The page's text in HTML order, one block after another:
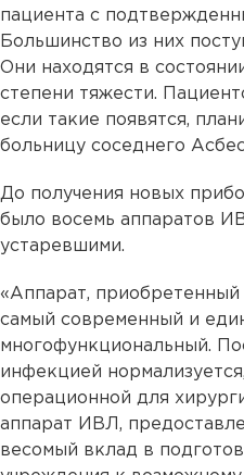
пациента с
Большинство из них
Они находятся в
степени тяжести.
если такие появятся,
больницу соседнего
До получения новых
было восемь аппаратов
устаревшими.
«Аппарат,
самый современный и
многофункциональный.
инфекцией
операционной для
аппарат ИВЛ,
весомый вклад в